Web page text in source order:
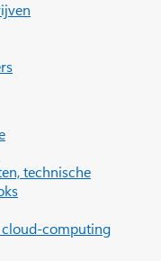
technische
computing